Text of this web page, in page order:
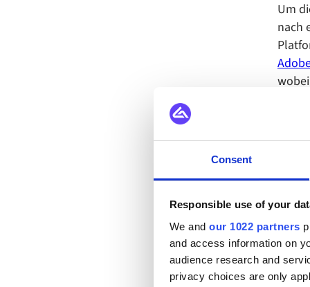
Consent
Responsible use of your
We and our 1022 partners
and access information on
audience research and
privacy choices are only
Um
nach
Die